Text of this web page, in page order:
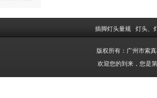
插脚灯头量规 灯头、
版权所有：广州市索
欢迎您的到来，您是第